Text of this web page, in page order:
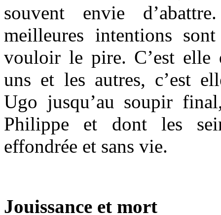
souvent envie
meilleures intentions
vouloir le pire. C’est elle
uns et les autres, c’est
Ugo jusqu’au soupir
Philippe et dont les
effondrée et sans vie.
Jouissance et mort